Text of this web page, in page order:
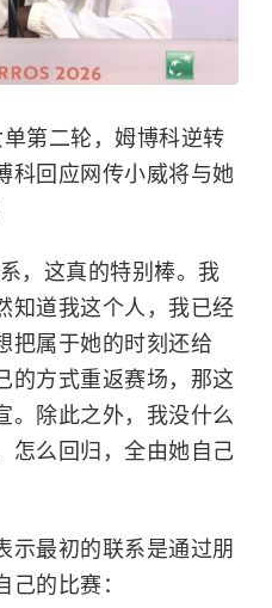
第二轮，姆博科逆转
科回应网传小威将与她
，这真的特别棒。我
知道我这个人，我已经
把属于她的时刻还给
的方式重返赛场，那这
。除此之外，我没什么
怎么回归，全由她自己
示最初的联系是通过朋
的比赛：